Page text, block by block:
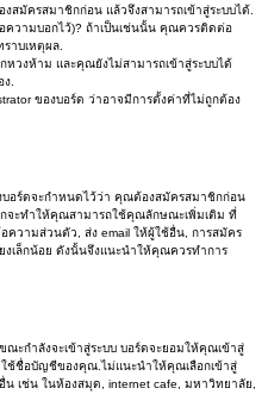
มัครสมาชิกก่อน แล้วจึงสามารถเข้าสู่ระบบได้.
วามบอกไว้)? ถ้าเป็นเช่นนั้น คุณควรติดต่อ
าบเหตุผล.
วงห้าม และคุณยังไม่สามารถเข้าสู่ระบบได้
.
ของบอร์ด ว่าอาจมีการตั้งค่าที่ไม่ถูกต้อง
บอร์ดจะกำหนดไว้ว่า คุณต้องสมัครสมาชิกก่อน
จะทำให้คุณสามารถใช้คุณลักษณะเพิ่มเติม ที่
ความส่วนตัว, ส่ง email ให้ผู้ใช้อื่น, การสมัคร
งเล็กน้อย ดังนั้นจึงแนะนำให้คุณควรทำการ
ะกำลังจะเข้าสู่ระบบ บอร์ดจะยอมให้คุณเข้าสู่
ช้ชื่อบัญชีของคุณ.ไม่แนะนำให้คุณเลือกเข้าสู่
เช่น ในห้องสมุด, internet cafe, มหาวิทยาลัย,